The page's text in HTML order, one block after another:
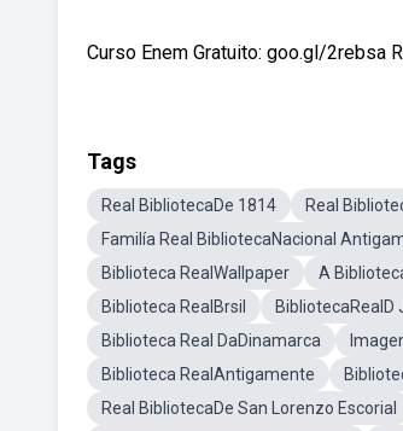
Curso Enem Gratuito: goo.gl/2rebsa
Tags
Real BibliotecaDe 1814 Real
Familía Real BibliotecaNacional
Biblioteca RealWallpaper
A
Biblioteca RealBrsil
BibliotecaRealD
Biblioteca Real DaDinamarca
Biblioteca RealAntigamente
Real BibliotecaDe San Lorenzo Escorial